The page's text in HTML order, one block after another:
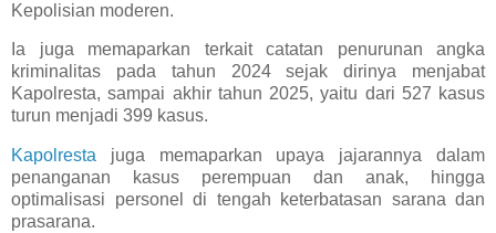
Kepolisian moderen.
Ia juga memaparkan terkait catatan penurunan angka
kriminalitas pada tahun 2024 sejak dirinya menjabat
Kapolresta, sampai akhir tahun 2025, yaitu dari 527 kasus
turun menjadi 399 kasus.
Kapolresta juga memaparkan upaya jajarannya dalam
penanganan kasus perempuan dan anak, hingga
optimalisasi personel di tengah keterbatasan sarana dan
prasarana.